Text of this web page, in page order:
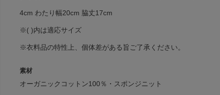
4cm わたり幅20cm 脇丈17cm
※( )内は適応サイズ
※衣料品の特性上、個体差がある旨ご了承ください。
素材
オーガニックコットン100％・スポンジニット